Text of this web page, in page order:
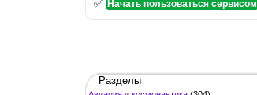
✅ Начать пользоваться сервисом
Разделы